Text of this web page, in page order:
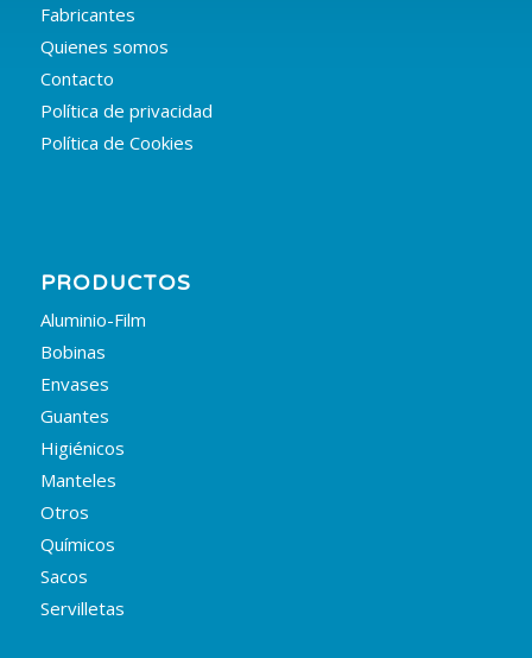
Fabricantes
Quienes somos
Contacto
Política de privacidad
Política de Cookies
PRODUCTOS
Aluminio-Film
Bobinas
Envases
Guantes
Higiénicos
Manteles
Otros
Químicos
Sacos
Servilletas